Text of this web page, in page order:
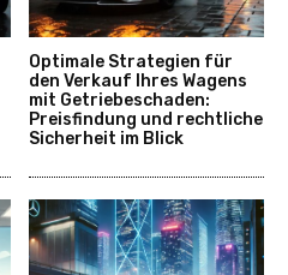
Optimale Strategien für
den Verkauf Ihres Wagens
mit Getriebeschaden:
Preisfindung und rechtliche
Sicherheit im Blick